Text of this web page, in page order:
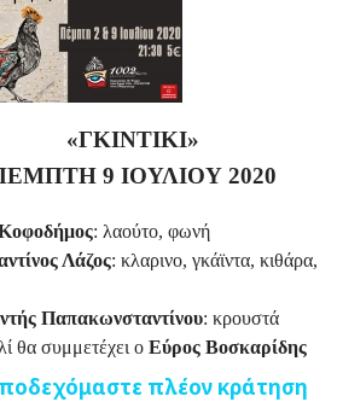
«ΓΚΙΝΤΙΚΙ»
9 ΙΟΥΛΙΟΥ 2020
: λαούτο, φωνή
Λάζος: κλαρινο, γκάϊντα, κιθάρα,
Παπακωνσταντίνου: κρουστά
θα συμμετέχει ο Εύρος Βοσκαρίδης
πλέον κράτηση